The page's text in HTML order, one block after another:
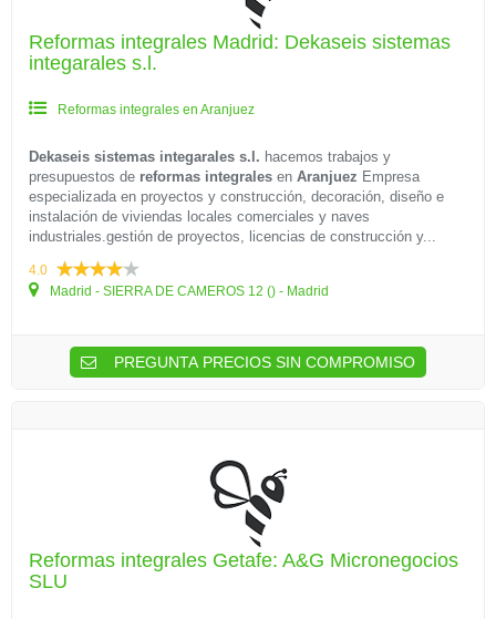
Reformas integrales Madrid: Dekaseis sistemas
integarales s.l.
Reformas integrales en Aranjuez
Dekaseis sistemas integarales s.l. hacemos trabajos y
presupuestos de reformas integrales en Aranjuez Empresa
especializada en proyectos y construcción, decoración, diseño e
instalación de viviendas locales comerciales y naves
industriales.gestión de proyectos, licencias de construcción y...
4.0
Madrid - SIERRA DE CAMEROS 12 () - Madrid
PREGUNTA PRECIOS SIN COMPROMISO
Reformas integrales Getafe: A&G Micronegocios
SLU